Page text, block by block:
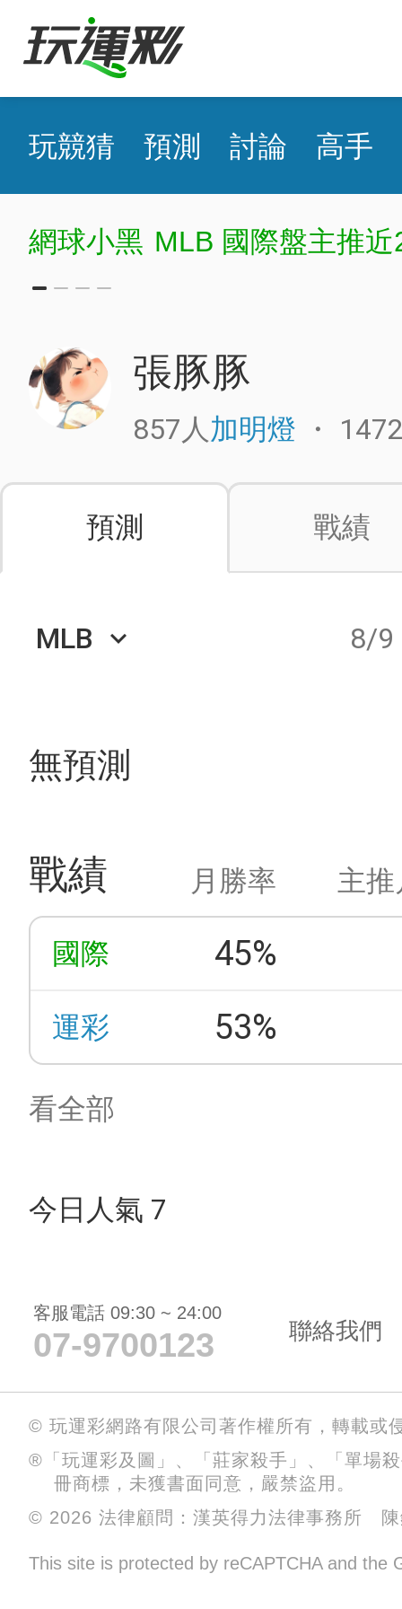
玩競猜 預測 討論 高手
網球小黑 MLB 國際盤主推
張豚豚
857人加明燈 ・
預測 戰績
MLB keyboard_arrow_down 8/9
無預測
戰績 月勝率 主
國際 45%
運彩 53%
看全部
今日人氣 7
客服電話 09:30 ~ 24:00
07-9700123 聯絡我們
© 玩運彩網路有限公司著作權所有，轉載或
®「玩運彩及圖」、「莊家殺手」、「單場
冊商標，未獲書面同意，嚴禁盜用。
© 2026 法律顧問：漢英得力法律事務所 陳
This site is protected by reCAPTCHA and the